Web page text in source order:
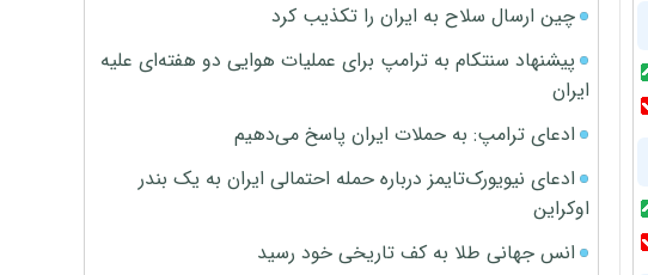
چین ارسال سلاح به ایران را تکذیب کرد
پیشنهاد سنتکام به ترامپ برای عملیات هوایی دو هفته‌ای علیه
ایران
ادعای ترامپ: به حملات ایران پاسخ می‌دهیم
ادعای نیویورک‌تایمز درباره حمله احتمالی ایران به یک بندر
اوکراین
انس جهانی طلا به کف تاریخی خود رسید